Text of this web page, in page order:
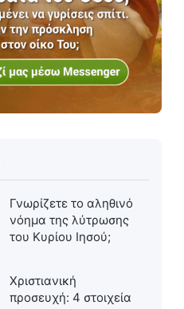
Γνωρίζετε το αληθινό
νόημα της λύτρωσης
του Κυρίου Ιησού;
Χριστιανική
προσευχή: 4 στοιχεία